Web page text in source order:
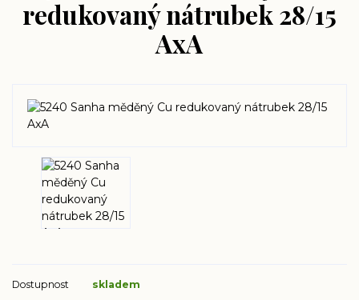
redukovaný nátrubek 28/15
AxA
Dostupnost skladem